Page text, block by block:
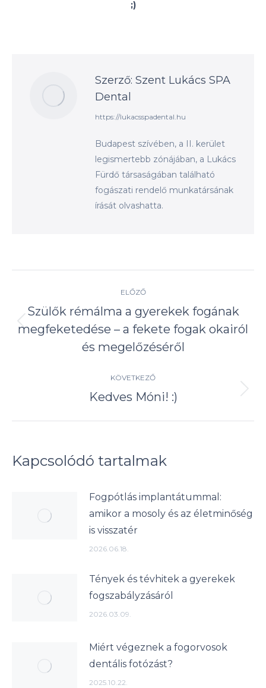
;)
Szerző: Szent Lukács SPA
Dental
https://lukacsspadental.hu
Budapest szívében, a II. kerület
legismertebb zónájában, a Lukács
Fürdő társaságában található
fogászati rendelő munkatársának
írását olvashatta.
navigation
ELŐZŐ
Előző
írás:
Szülők rémálma a gyerekek fogának
megfeketedése – a fekete fogak okairól
és megelőzéséről
KÖVETKEZŐ
Következő
Kedves Móni! :)
Kapcsolódó tartalmak
Fogpótlás implantátummal:
amikor a mosoly és az életminőség
is visszatér
2026.06.18.
Tények és tévhitek a gyerekek
fogszabályzásáról
2026.03.09.
Miért végeznek a fogorvosok
dentális fotózást?
2025.10.22.